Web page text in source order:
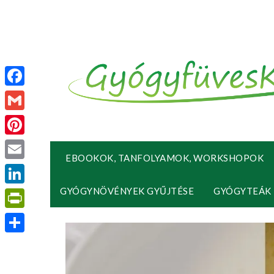
EBOOKOK, TANFOLYAMOK, WORKSHOPOK
GYÓGYNÖVÉNYEK GYŰJTÉSE GYÓGYTEÁK
Facebook
Gmail
Pinterest
Email
LinkedIn
PrintFriendly